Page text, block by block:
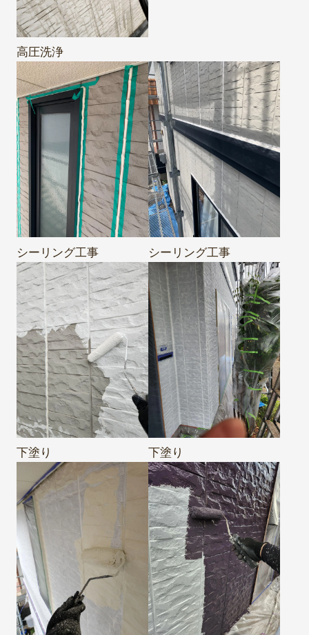
高圧洗浄
シーリング工事 シーリング工事
下塗り 下塗り